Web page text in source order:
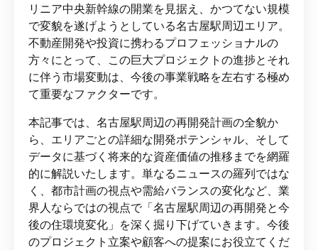
リニア中央新幹線の開業を見据え、かつてない規模
で変貌を遂げようとしている名古屋駅周辺エリア。
不動産開発や投資に携わるプロフェッショナルの
方々にとって、この巨大プロジェクトの進捗とそれ
に伴う市場変動は、今後の事業戦略を左右する極め
て重要なファクターです。
本記事では、名古屋駅周辺の再開発計画の全貌か
ら、エリアごとの詳細な開発ポテンシャル、そして
データに基づく将来的な資産価値の推移までを網羅
的に解説いたします。単なるニュースの羅列ではな
く、都市計画の視点や需給バランスの変化など、業
界人ならではの視点で「名古屋駅周辺の再開発と今
後の住環境変化」を深く掘り下げていきます。今後
のプロジェクト立案や顧客への提案にお役立てくだ